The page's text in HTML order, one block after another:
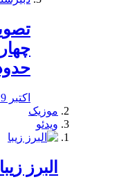
حدود
اکتبر 19, 2019
موزیک
ویدئو
البرز زیبا